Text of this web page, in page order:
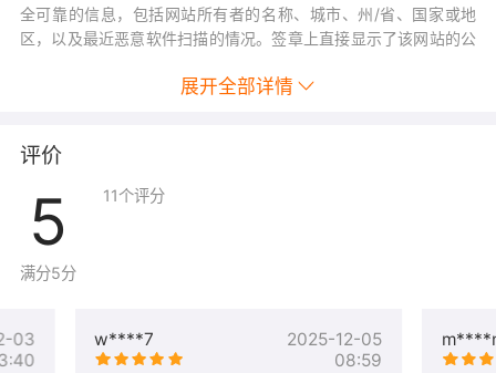
全可靠的信息，包括网站所有者的名称、城市、州/省、国家或地
区，以及最近恶意软件扫描的情况。签章上直接显示了该网站的公
有效期内丢失免费重新颁发
方便、灵活的证书管理模式，帮助您随时了解和管理证书应用状
态。通过登录User Center，您可以随时找回丢失的证书、撤销存
展开全部详情
评价
5
满分5分
11个评分
w****7
2025-12-05
08:59
03